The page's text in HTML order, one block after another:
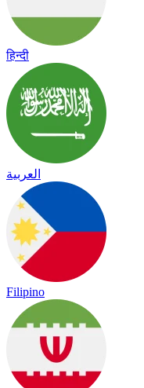
हिन्दी
العربية
Filipino